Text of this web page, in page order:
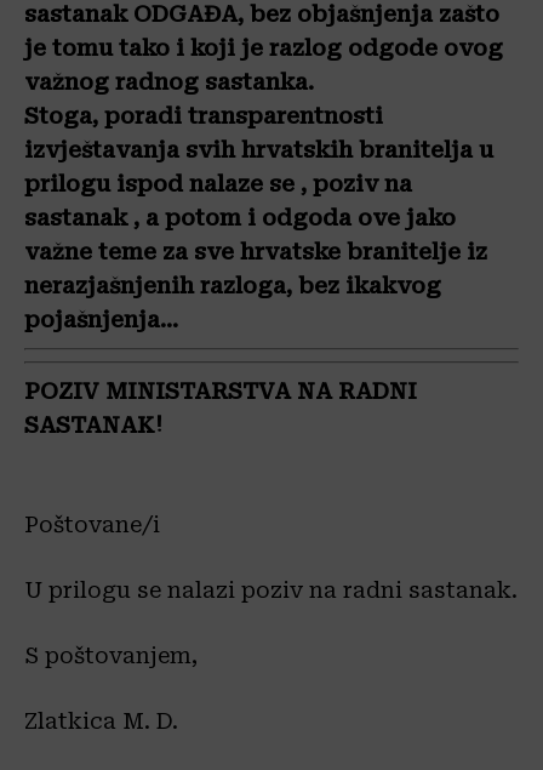
sastanak ODGAĐA, bez objašnjenja zašto
je tomu tako i koji je razlog odgode ovog
važnog radnog sastanka.
Stoga, poradi transparentnosti
izvještavanja svih hrvatskih branitelja u
prilogu ispod nalaze se , poziv na
sastanak , a potom i odgoda ove jako
važne teme za sve hrvatske branitelje iz
nerazjašnjenih razloga, bez ikakvog
pojašnjenja…
POZIV MINISTARSTVA NA RADNI
SASTANAK!
Poštovane/i
U prilogu se nalazi poziv na radni sastanak.
S poštovanjem,
Zlatkica M. D.